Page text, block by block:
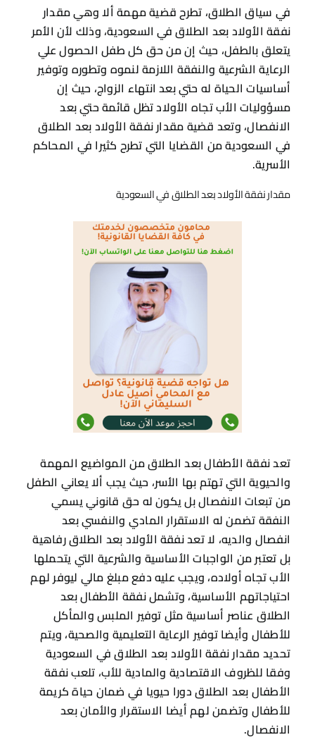
في سياق الطلاق، تطرح قضية مهمة ألا وهي مقدار
نفقة الأولاد بعد الطلاق في السعودية، وذلك لأن الأمر
يتعلق بالطفل، حيث إن من حق كل طفل الحصول علي
الرعاية الشرعية والنفقة اللازمة لنموه وتطوره وتوفير
أساسيات الحياة له حتي بعد انتهاء الزواج، حيث إن
مسؤوليات الأب تجاه الأولاد تظل قائمة حتي بعد
الانفصال، وتعد قضية مقدار نفقة الأولاد بعد الطلاق
في السعودية من القضايا التي تطرح كثيرا في المحاكم
الأسرية.
مقدار نفقة الأولاد بعد الطلاق في السعودية
تعد نفقة الأطفال بعد الطلاق من المواضيع المهمة
والحيوية التي تهتم بها الأسر، حيث يجب ألا يعاني الطفل
من تبعات الانفصال بل يكون له حق قانوني يسمي
النفقة تضمن له الاستقرار المادي والنفسي بعد
انفصال والديه، لا تعد نفقة الأولاد بعد الطلاق رفاهية
بل تعتبر من الواجبات الأساسية والشرعية التي يتحملها
الأب تجاه أولاده، ويجب عليه دفع مبلغ مالي ليوفر لهم
احتياجاتهم الأساسية، وتشمل نفقة الأطفال بعد
الطلاق عناصر أساسية مثل توفير الملبس والمأكل
للأطفال وأيضا توفير الرعاية التعليمية والصحية، ويتم
تحديد مقدار نفقة الأولاد بعد الطلاق في السعودية
وفقا للظروف الاقتصادية والمادية للأب، تلعب نفقة
الأطفال بعد الطلاق دورا حيويا في ضمان حياة كريمة
للأطفال وتضمن لهم أيضا الاستقرار والأمان بعد
الانفصال.